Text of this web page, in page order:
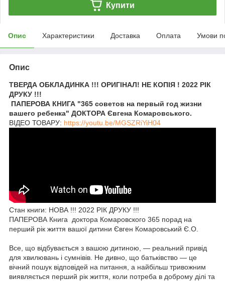
Купити
Опис Характеристики Доставка Оплата Умови
Опис
ТВЕРДА ОБКЛАДИНКА !!! ОРИГІНАЛ! НЕ КОПІЯ ! 2022 РІК
ДРУКУ !!!
ПАПЕРОВА КНИГА "365 советов на первый год жизни
вашего ребенка" ДОКТОРА Євгена Комаровського.
ВІДЕО ТОВАРУ: https://youtu.be/MGSZRiYiH04
Стан книги: НОВА !!! 2022 РІК ДРУКУ !!!
ПАПЕРОВА Книга доктора Комаровского 365 порад на
перший рік життя вашої дитини Євген Комаровський Є.О.
Все, що відбувається з вашою дитиною, — реальний привід
для хвилювань і сумнівів. Не дивно, що батьківство — це
вічний пошук відповідей на питання, а найбільш тривожним
виявляється перший рік життя, коли потреба в доброму ділі та